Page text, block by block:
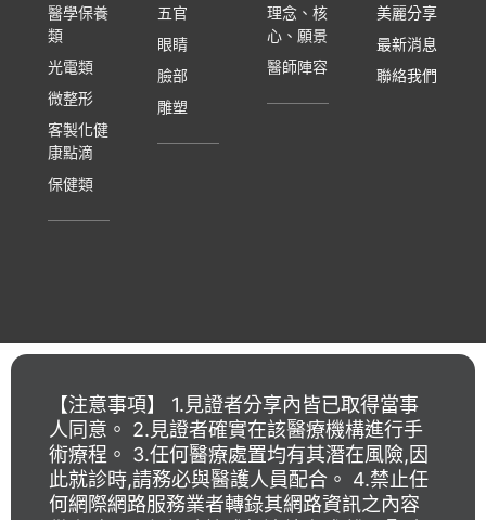
醫學保養
類
光電類
微整形
客製化健
康點滴
保健類
五官
眼睛
臉部
雕塑
理念、核
心、願景
醫師陣容
美麗分享
最新消息
聯絡我們
【注意事項】 1.見證者分享內皆已取得當事
人同意。 2.見證者確實在該醫療機構進行手
術療程。 3.任何醫療處置均有其潛在風險,因
此就診時,請務必與醫護人員配合。 4.禁止任
何網際網路服務業者轉錄其網路資訊之內容